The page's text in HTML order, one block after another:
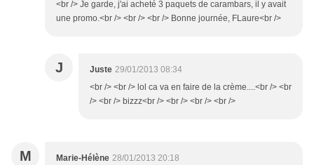
<br /> Je garde, j'ai acheté 3 paquets de carambars, il y avait
une promo.<br /> <br /> <br /> Bonne journée, FLaure<br />
J Juste 29/01/2013 08:34
<br /> <br /> lol ca va en faire de la crème....<br /> <br
/> <br /> bizzz<br /> <br /> <br /> <br />
M Marie-Hélène 28/01/2013 20:18